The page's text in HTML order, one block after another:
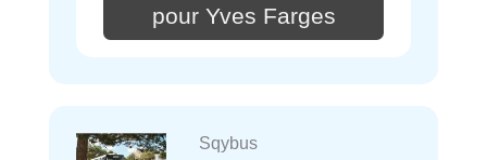
pour Yves Farges
Sqybus